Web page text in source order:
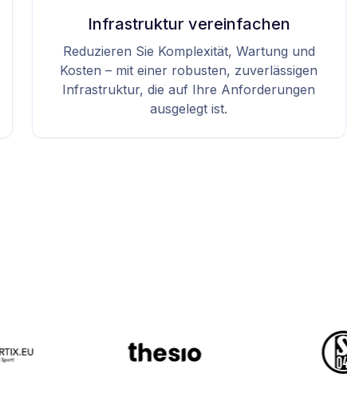
Infrastruktur vereinfachen
Reduzieren Sie Komplexität, Wartung und
Kosten – mit einer robusten, zuverlässigen
Infrastruktur, die auf Ihre Anforderungen
ausgelegt ist.